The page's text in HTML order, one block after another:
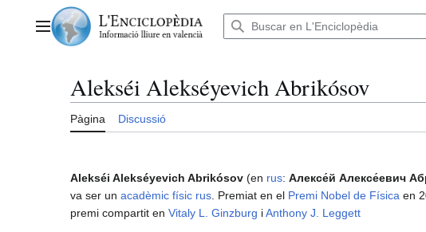
contingutMenú principal
Alekséi Alekséyevich Abrikósov
Pàgina Discussió
Alekséi Alekséyevich Abrikósov (en rus: Алексе́й Алексе́евич
va ser un acadèmic físic rus . Premiat en el Premi Nobel de Física en
premi compartit en Vitaly L. Ginzburg iAnthony J. Leggett